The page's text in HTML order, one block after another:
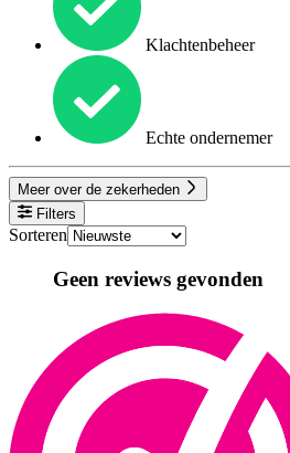
Klachtenbeheer
Echte ondernemer
Meer over de zekerheden
Filters
Sorteren
Geen reviews gevonden